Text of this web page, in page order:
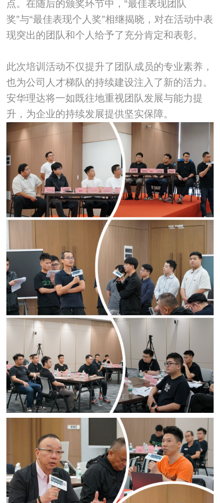
点。在随后的颁奖环节中，“最佳表现团队
奖”与“最佳表现个人奖”相继揭晓，对在活动中表
现突出的团队和个人给予了充分肯定和表彰。
此次培训活动不仅提升了团队成员的专业素养，
也为公司人才梯队的持续建设注入了新的活力。
安华理达将一如既往地重视团队发展与能力提
升，为企业的持续发展提供坚实保障。